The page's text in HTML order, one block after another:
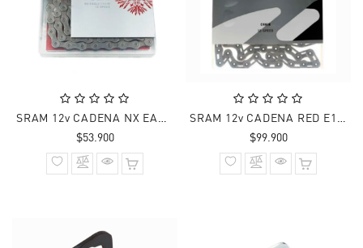
SRAM 12v CADENA NX EAGLE 126 Links
$53.900Precio
normal
SRAM 12v CADENA RED E1 FLATTOP PLATA 126 Links
$99.900Precio
normal